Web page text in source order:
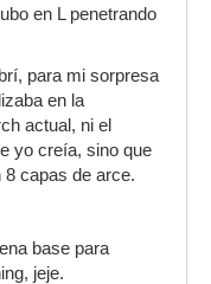
en L penetrando
para mi sorpresa
en la
actual, ni el
yo creía, sino que
capas de arce.
base para
jeje.